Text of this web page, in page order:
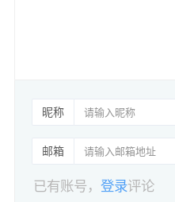
昵称
邮箱
已有账号，登录评论